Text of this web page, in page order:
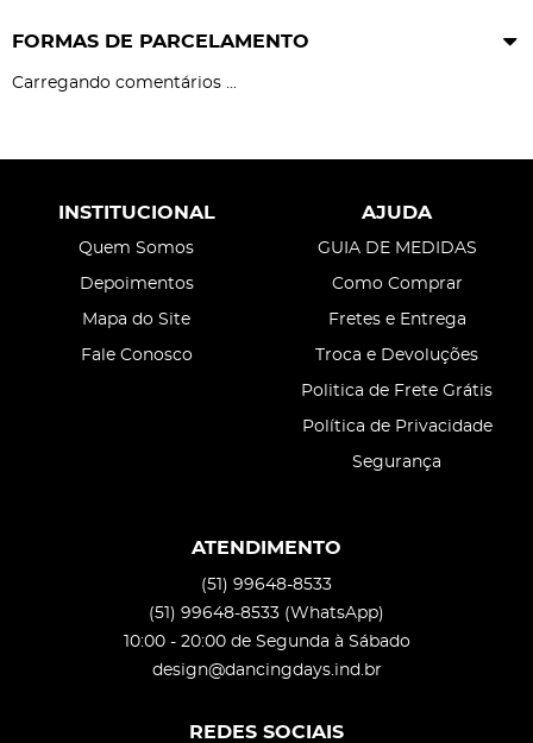
FORMAS DE PARCELAMENTO
Carregando comentários ...
INSTITUCIONAL
Quem Somos
Depoimentos
Mapa do Site
Fale Conosco
AJUDA
GUIA DE MEDIDAS
Como Comprar
Fretes e Entrega
Troca e Devoluções
Politica de Frete Grátis
Política de Privacidade
Segurança
ATENDIMENTO
(51) 99648-8533
(51) 99648-8533 (WhatsApp)
10:00 - 20:00 de Segunda à Sábado
design@dancingdays.ind.br
REDES SOCIAIS